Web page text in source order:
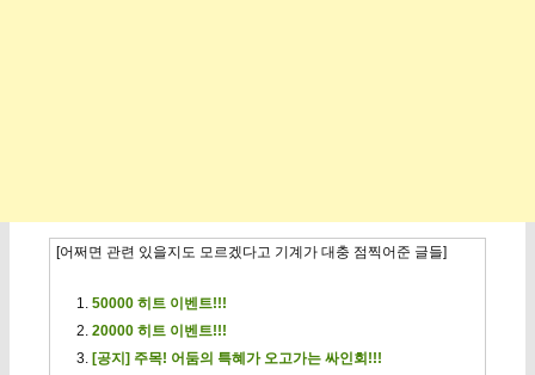
[어쩌면 관련 있을지도 모르겠다고 기계가 대충 점찍어준 글들]
50000 히트 이벤트!!!
20000 히트 이벤트!!!
[공지] 주목! 어둠의 특혜가 오고가는 싸인회!!!